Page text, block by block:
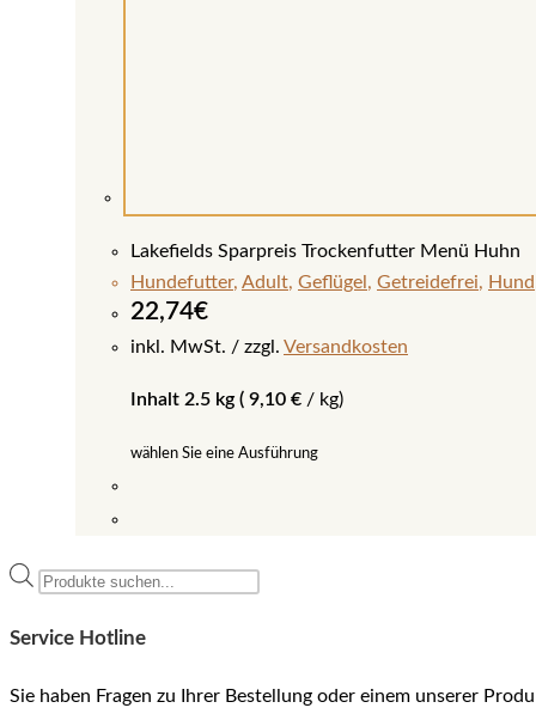
Lakefields Sparpreis Trockenfutter Menü Huhn
Hundefutter, Adult, Geflügel , Getreidefrei, Hund
22,74€
inkl. MwSt. zzgl. Versandkosten
Inhalt 2.5 kg ( 9,10 € / kg)
wählen Sie eine Ausführung
weist
Products
Service Hotline
Sie haben Fragen zu Ihrer Bestellung oder einem unserer